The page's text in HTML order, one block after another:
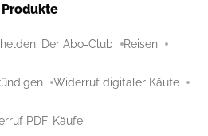
Produkte
Der Abo-Club Reisen
Widerruf digitaler Käufe
PDF-Käufe